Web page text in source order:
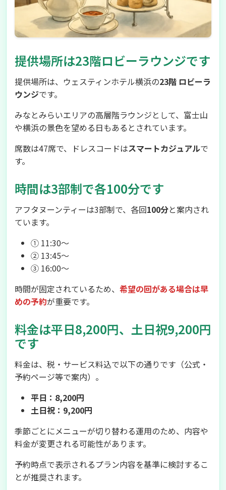
提供場所は23階ロビーラウンジです
提供場所は、ウェスティンホテル横浜の23階 ロビーラ
ウンジです。
みなとみらいエリアの高層階ラウンジとして、富士山
や横浜の景色を望める日もあるとされています。
席数は47席で、ドレスコードはスマートカジュアルで
す。
時間は3部制で各100分です
アフタヌーンティーは3部制で、各回100分と案内され
ています。
① 11:30〜
② 13:45〜
③ 16:00〜
時間が固定されているため、 希望の回がある場合は早
めの予約が重要です。
料金は平日8,200円、土日祝9,200円
です
料金は、税・サービス料込で以下の通りです（公式・
予約ページ等で案内）。
平日：8,200円
土日祝：9,200円
季節ごとにメニューが切り替わる運用のため、内容や
料金が変更される可能性があります。
予約時点で表示されるプラン内容を基準に検討するこ
とが推奨されます。